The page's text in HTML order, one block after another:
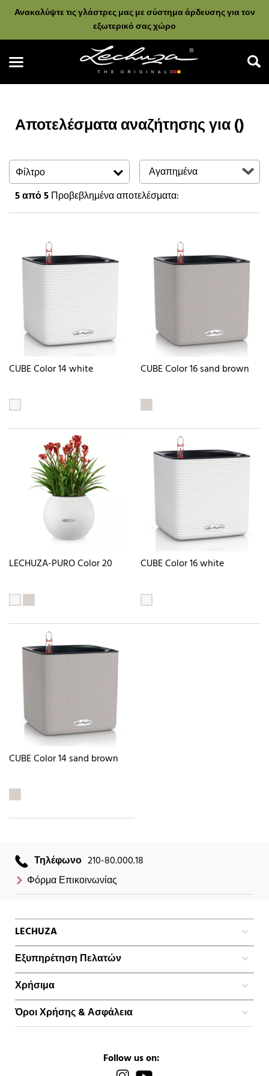
Ανακαλύψτε τις γλάστρες μας με σύστημα άρδευσης για τον
εξωτερικό σας χώρο
Αποτελέσματα αναζήτησης για ()
Φίλτρο
5από 5Προβεβλημένα αποτελέσματα:
CUBE Color 14 white CUBE Color 16 sand brown
LECHUZA-PURO Color 20 CUBE Color 16 white
CUBE Color 14 sand brown
Τηλέφωνο 210-80.000.18
Φόρμα Επικοινωνίας
LECHUZA
Εξυπηρέτηση Πελατών
Χρήσιμα
Όροι Χρήσης & Ασφάλεια
Follow us on: